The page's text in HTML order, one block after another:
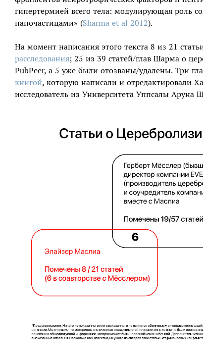
гипертермией всего тела: модулирующая роль
наночастицами» (Sharma et al 2012).
На момент написания этого текста 8 из 21
расследования; 25 из 39 статей/глав Шарма о
PubPeer, а 5 уже были отозваны/удалены. Три
книгой, которую написали и отредактировали
исследователь из Университета Уппсалы Аруна